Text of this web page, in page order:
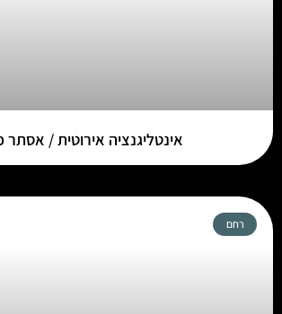
אינטליגנציה אירוטית / אסתר
רחם